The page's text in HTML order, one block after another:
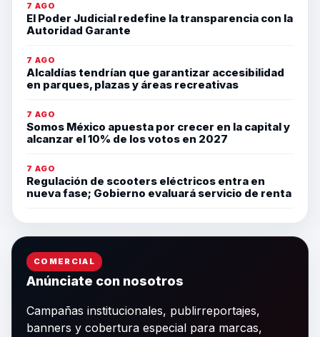
7 AGO
El Poder Judicial redefine la transparencia con la
Autoridad Garante
7 AGO
Alcaldías tendrían que garantizar accesibilidad
en parques, plazas y áreas recreativas
7 AGO
Somos México apuesta por crecer en la capital y
alcanzar el 10% de los votos en 2027
7 AGO
Regulación de scooters eléctricos entra en
nueva fase; Gobierno evaluará servicio de renta
COMERCIAL
Anúnciate con nosotros
Campañas institucionales, publirreportajes,
banners y cobertura especial para marcas,